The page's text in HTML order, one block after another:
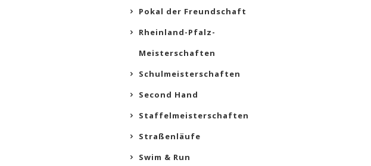
Pokal der Freundschaft
Rheinland-Pfalz-
Meisterschaften
Schulmeisterschaften
Second Hand
Staffelmeisterschaften
Straßenläufe
Swim & Run